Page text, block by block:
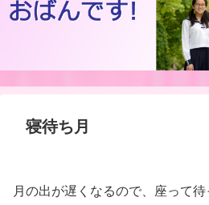
寝待ち月
月の出が遅くなるので、座って